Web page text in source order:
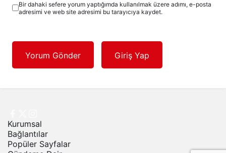
Bir dahaki sefere yorum yaptığımda kullanılmak üzere adımı, e-posta
adresimi ve web site adresimi bu tarayıcıya kaydet.
Yorum Gönder Giriş Yap
Kurumsal
Bağlantılar
Popüler Sayfalar